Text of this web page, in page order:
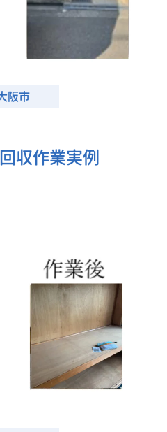
阪市
収作業実例